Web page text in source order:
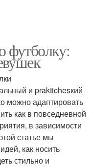
футболку:
и praktichesкий
можно адаптировать
как в повседневной
в зависимости
статье мы
как носить
стильно и